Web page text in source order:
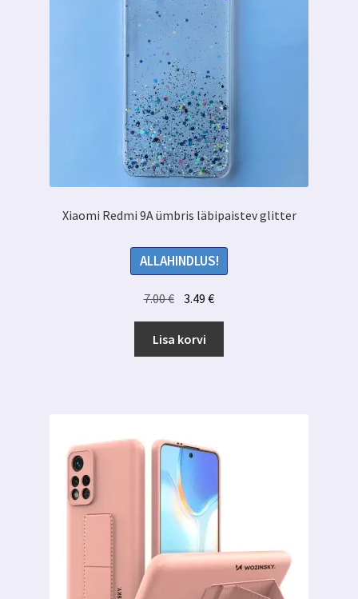
Xiaomi Redmi 9A ümbris läbipaistev glitter
ALLAHINDLUS!
7.00€ Algne
oli:
7.00 €.
3.49€Praegune
3.49 €.
Lisa korvi